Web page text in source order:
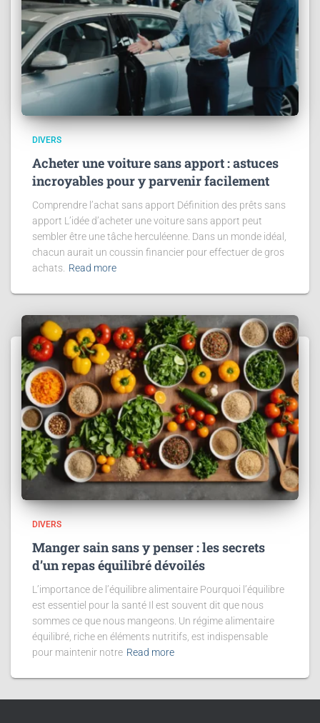
DIVERS
Acheter une voiture sans apport : astuces
incroyables pour y parvenir facilement
Comprendre l’achat sans apport Définition des prêts sans
apport L’idée d’acheter une voiture sans apport peut
sembler être une tâche herculéenne. Dans un monde idéal,
chacun aurait un coussin financier pour effectuer de gros
achats. Read more
DIVERS
Manger sain sans y penser : les secrets
d’un repas équilibré dévoilés
L’importance de l’équilibre alimentaire Pourquoi l’équilibre
est essentiel pour la santé Il est souvent dit que nous
sommes ce que nous mangeons. Un régime alimentaire
équilibré, riche en éléments nutritifs, est indispensable
pour maintenir notre Read more